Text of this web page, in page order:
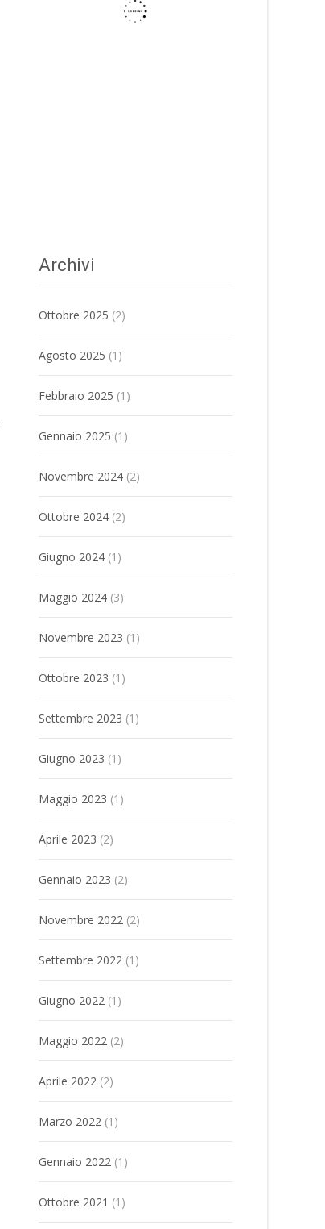
Archivi
Ottobre 2025 (2)
Agosto 2025 (1)
Febbraio 2025 (1)
Gennaio 2025 (1)
Novembre 2024 (2)
Ottobre 2024 (2)
Giugno 2024 (1)
Maggio 2024 (3)
Novembre 2023 (1)
Ottobre 2023 (1)
Settembre 2023 (1)
Giugno 2023 (1)
Maggio 2023 (1)
Aprile 2023 (2)
Gennaio 2023 (2)
Novembre 2022 (2)
Settembre 2022 (1)
Giugno 2022 (1)
Maggio 2022 (2)
Aprile 2022 (2)
Marzo 2022 (1)
Gennaio 2022 (1)
Ottobre 2021 (1)